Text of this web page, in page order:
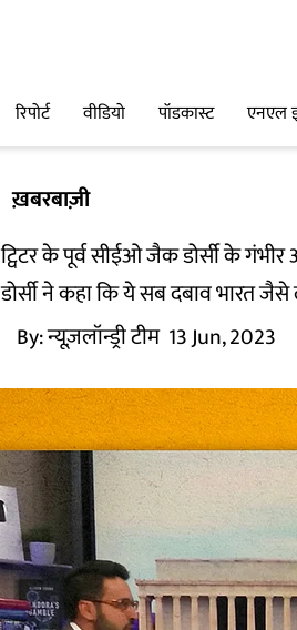
रिपोर्ट वीडियो पॉडकास्ट एनएल
ख़बरबाज़ी
ट्विटर के पूर्व सीईओ जैक डोर्सी के
डोर्सी ने कहा कि ये सब दबाव भारत
By:न्यूज़लॉन्ड्री टीम 13 Jun, 2023